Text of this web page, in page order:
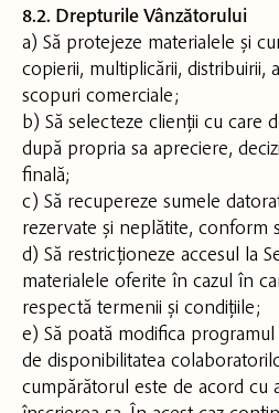
8.2. Drepturile Vânzătorului
a) Să protejeze materialele și
copierii, multiplicării, distribuirii,
scopuri comerciale;
b) Să selecteze clienții cu care
după propria sa apreciere,
finală;
c) Să recupereze sumele
rezervate și neplătite, conform
d) Să restricționeze accesul la
materialele oferite în cazul în
respectă termenii și condițiile;
e) Să poată modifica
de disponibilitatea
cumpărătorul este de acord cu